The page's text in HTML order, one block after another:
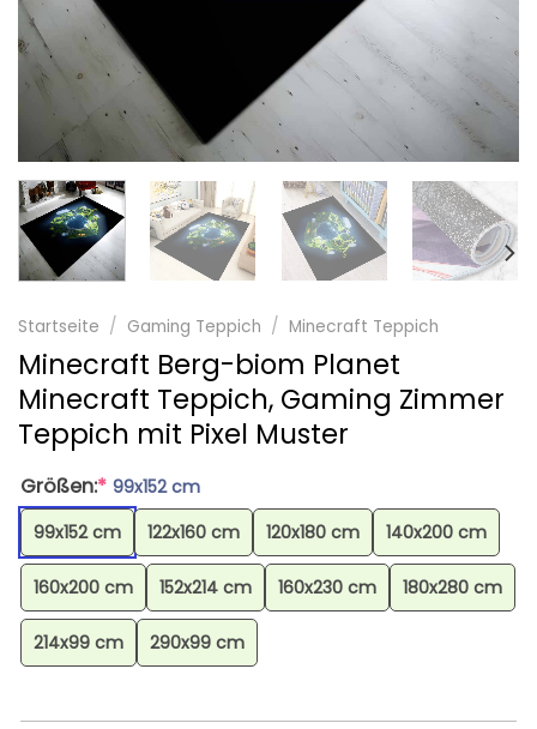
Startseite / Gaming Teppich / Minecraft Teppich
Minecraft Berg-biom Planet
Minecraft Teppich, Gaming Zimmer
Teppich mit Pixel Muster
Größen:* 99x152 cm
99x152 cm
122x160 cm 120x180 cm 140x200 cm
160x200 cm 152x214 cm 160x230 cm 180x280 cm
214x99 cm 290x99 cm